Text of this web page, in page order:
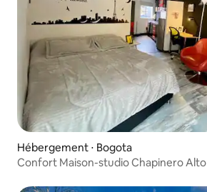
Hébergement ⋅ Bogota
Confort Maison-studio Chapinero Alto